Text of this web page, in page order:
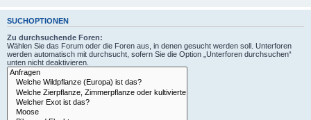
SUCHOPTIONEN
Zu durchsuchende Foren:
Wählen Sie das Forum oder die Foren aus, in denen gesucht werden soll. Unterforen
werden automatisch mit durchsucht, sofern Sie die Option „Unterforen durchsuchen“
unten nicht deaktivieren.